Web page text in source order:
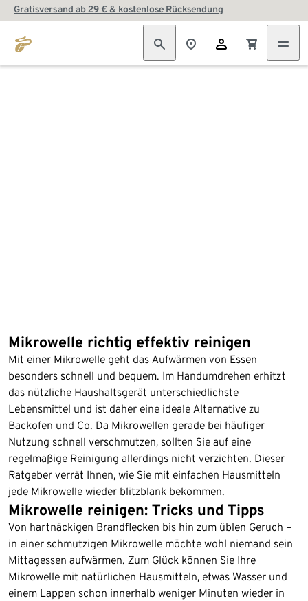
Gratisversand ab 29 € & kostenlose Rücksendung
Mikrowelle richtig effektiv reinigen
Mit einer Mikrowelle geht das Aufwärmen von Essen
besonders schnell und bequem. Im Handumdrehen erhitzt
das nützliche Haushaltsgerät unterschiedlichste
Lebensmittel und ist daher eine ideale Alternative zu
Backofen und Co. Da Mikrowellen gerade bei häufiger
Nutzung schnell verschmutzen, sollten Sie auf eine
regelmäßige Reinigung allerdings nicht verzichten. Dieser
Ratgeber verrät Ihnen, wie Sie mit einfachen Hausmitteln
jede Mikrowelle wieder blitzblank bekommen.
Mikrowelle reinigen: Tricks und Tipps
Von hartnäckigen Brandflecken bis hin zum üblen Geruch –
in einer schmutzigen Mikrowelle möchte wohl niemand sein
Mittagessen aufwärmen. Zum Glück können Sie Ihre
Mikrowelle mit natürlichen Hausmitteln, etwas Wasser und
einem Lappen schon innerhalb weniger Minuten wieder in